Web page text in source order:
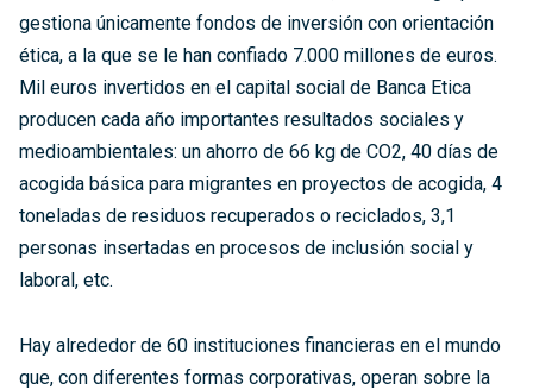
gestiona únicamente fondos de inversión con orientación
ética, a la que se le han confiado 7.000 millones de euros.
Mil euros invertidos en el capital social de Banca Etica
producen cada año importantes resultados sociales y
medioambientales: un ahorro de 66 kg de CO2, 40 días de
acogida básica para migrantes en proyectos de acogida, 4
toneladas de residuos recuperados o reciclados, 3,1
personas insertadas en procesos de inclusión social y
laboral, etc.
Hay alrededor de 60 instituciones financieras en el mundo
que, con diferentes formas corporativas, operan sobre la